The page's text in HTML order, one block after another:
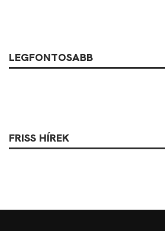
LEGFONTOSABB
FRISS HÍREK